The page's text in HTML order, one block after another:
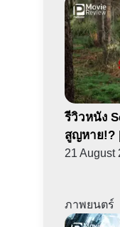
รีวิวหนัง
สูญหาย!?
21 August
ภาพยนตร์